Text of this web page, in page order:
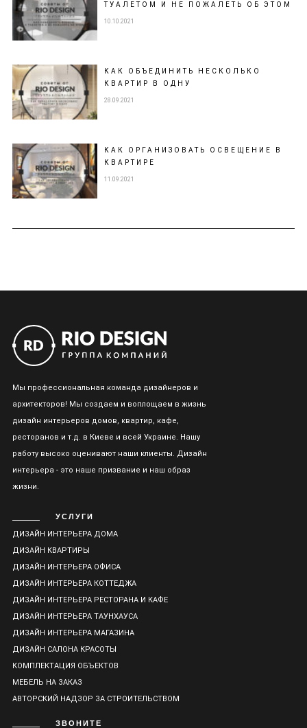
ТУАЛЕТОМ И НЕ ПОЖАЛЕТЬ ОБ ЭТОМ
10.10.2021
КАК ОБЪЕДИНИТЬ НЕСКОЛЬКО
КВАРТИР В ОДНУ
28.09.2021
КАК ОРГАНИЗОВАТЬ ОСВЕЩЕНИЕ В
КВАРТИРЕ
11.09.2021
Мы профессиональная команда дизайнеров и
архитекторов! Мы создаем и воплощаем в жизнь
дизайн интерьеров домов, квартир, кафе,
ресторанов и т.д. в Киеве и всей Украине. Нашу
работу высоко оценивают наши клиенты. Дизайн
интерьера - это наше призвание и наш образ
жизни.
УСЛУГИ
ДИЗАЙН ИНТЕРЬЕРА ДОМА
ДИЗАЙН КВАРТИРЫ
ДИЗАЙН ИНТЕРЬЕРА ОФИСА
ДИЗАЙН ИНТЕРЬЕРА КОТТЕДЖА
ДИЗАЙН ИНТЕРЬЕРА РЕСТОРАНА И КАФЕ
ДИЗАЙН ИНТЕРЬЕРА ТАУНХАУСА
ДИЗАЙН ИНТЕРЬЕРА МАГАЗИНА
ДИЗАЙН САЛОНА КРАСОТЫ
КОМПЛЕКТАЦИЯ ОБЪЕКТОВ
МЕБЕЛЬ НА ЗАКАЗ
АВТОРСКИЙ НАДЗОР ЗА СТРОИТЕЛЬСТВОМ
ЗВОНИТЕ